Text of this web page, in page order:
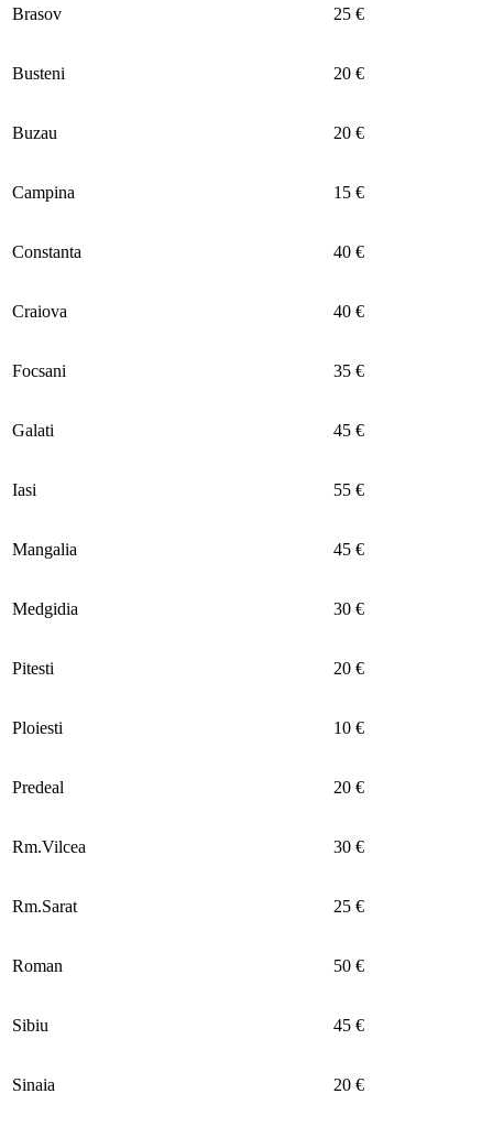
Brasov 25 €
Busteni 20 €
Buzau 20 €
Campina 15 €
Constanta 40 €
Craiova 40 €
Focsani 35 €
Galati 45 €
Iasi 55 €
Mangalia 45 €
Medgidia 30 €
Pitesti 20 €
Ploiesti 10 €
Predeal 20 €
Rm.Vilcea 30 €
Rm.Sarat 25 €
Roman 50 €
Sibiu 45 €
Sinaia 20 €